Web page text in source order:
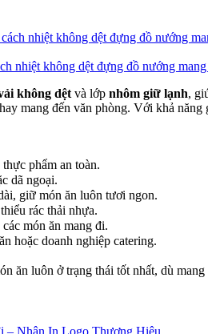
nhiệt không dệt đựng đồ nướng
không dệt và lớp nhôm giữ lạnh,
mang đến văn phòng. Với khả
phẩm an toàn.
dã ngoại.
giữ món ăn luôn tươi ngon.
rác thải nhựa.
món ăn mang đi.
hoặc doanh nghiệp catering.
ăn luôn ở trạng thái tốt nhất, dù